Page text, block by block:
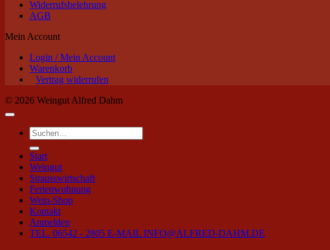
Widerrufsbelehrung
AGB
Mein Account
Login / Mein Account
Warenkorb
Vertrag widerrufen
© 2026 Weingut Alfred Dahm
Suchen
nach:
Start
Weingut
Strausswirtschaft
Ferienwohnung
Wein-Shop
Kontakt
Anmelden
TEL. 06542 - 2805 E-MAIL INFO@ALFRED-DAHM.DE